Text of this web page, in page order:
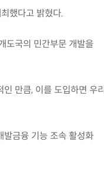
했다고 밝혔다.
도국의 민간부문 개발을
만큼, 이를 도입하면 우리
금융 기능 조속 활성화